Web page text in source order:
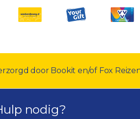
door Bookit en/of Fox
nodig?